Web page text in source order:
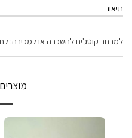
תיאור
למבחר קוטג'ים להשכרה או למכירה: